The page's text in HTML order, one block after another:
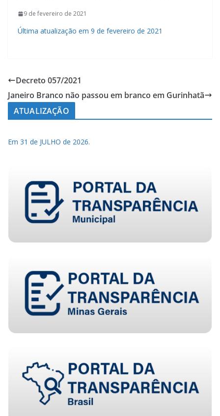
9 de fevereiro de 2021
Última atualização em 9 de fevereiro de 2021
Decreto 057/2021
Janeiro Branco não passou em branco em Gurinhatã
ATUALIZAÇÃO
Em 31 de JULHO de 2026.